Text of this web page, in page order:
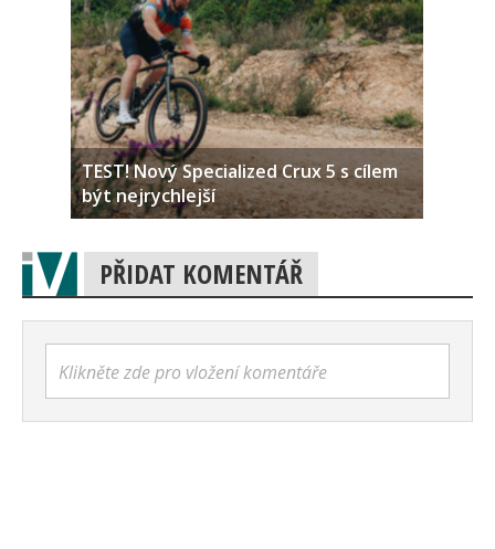
TEST! Nový Specialized Crux 5 s cílem
být nejrychlejší
PŘIDAT KOMENTÁŘ
Klikněte zde pro vložení komentáře